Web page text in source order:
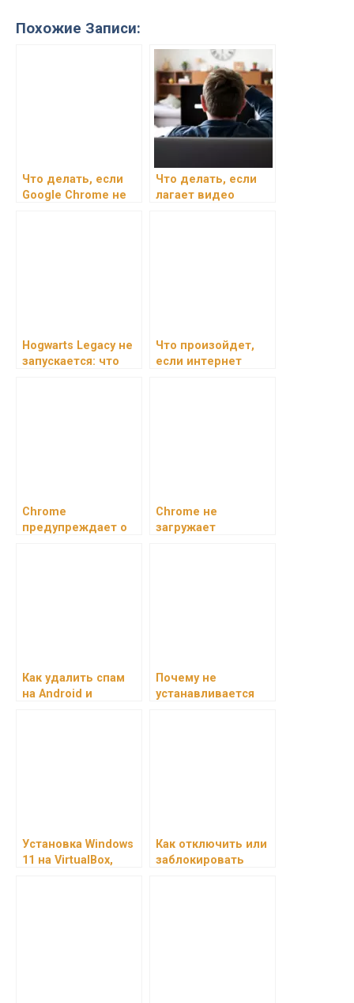
Похожие Записи:
Что делать, если
Google Chrome не
Что делать, если
лагает видео
Hogwarts Legacy не
запускается: что
Что произойдет,
если интернет
Chrome
предупреждает о
Chrome не
загружает
Как удалить спам
на Android и
Почему не
устанавливается
Установка Windows
11 на VirtualBox,
Как отключить или
заблокировать